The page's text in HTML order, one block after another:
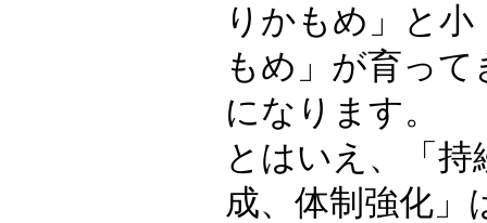
りかもめ」と
もめ」が育っ
になります。
とはいえ、「
成、体制強化」